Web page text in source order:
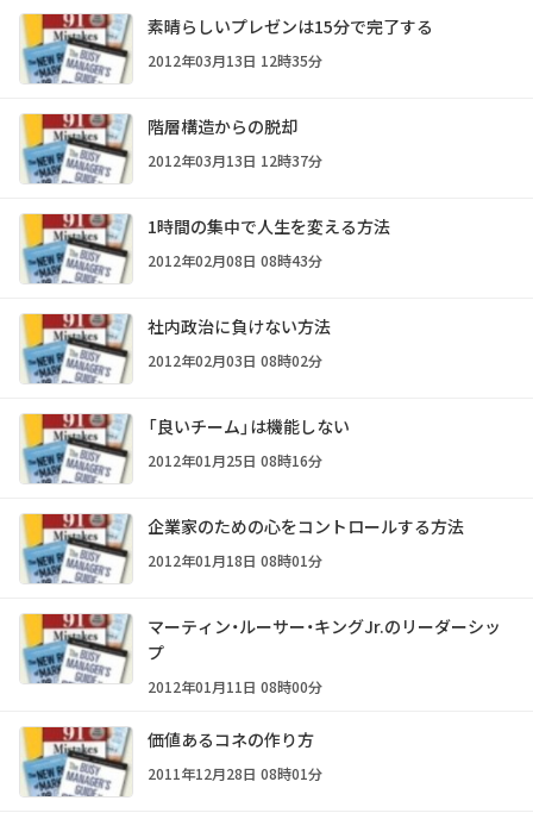
素晴らしいプレゼンは15分で完了する
2012年03月13日 12時35分
階層構造からの脱却
2012年03月13日 12時37分
1時間の集中で人生を変える方法
2012年02月08日 08時43分
社内政治に負けない方法
2012年02月03日 08時02分
「良いチーム」は機能しない
2012年01月25日 08時16分
企業家のための心をコントロールする方法
2012年01月18日 08時01分
マーティン・ルーサー・キングJr.のリーダーシッ
プ
2012年01月11日 08時00分
価値あるコネの作り方
2011年12月28日 08時01分